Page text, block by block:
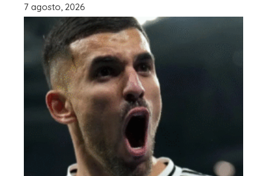
7 agosto, 2026